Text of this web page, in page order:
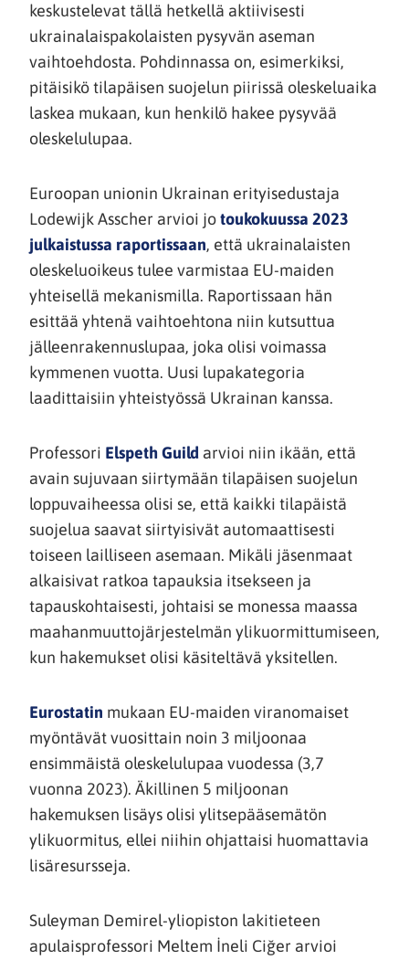
keskustelevat tällä hetkellä aktiivisesti
ukrainalaispakolaisten pysyvän aseman
vaihtoehdosta. Pohdinnassa on, esimerkiksi,
pitäisikö tilapäisen suojelun piirissä oleskeluaika
laskea mukaan, kun henkilö hakee pysyvää
oleskelulupaa.
Euroopan unionin Ukrainan erityisedustaja
Lodewijk Asscher arvioi jotoukokuussa 2023
julkaistussa raportissaan(siirryt
toiseen
palveluun)
, että ukrainalaisten
oleskeluoikeus tulee varmistaa EU-maiden
yhteisellä mekanismilla. Raportissaan hän
esittää yhtenä vaihtoehtona niin kutsuttua
jälleenrakennuslupaa, joka olisi voimassa
kymmenen vuotta. Uusi lupakategoria
laadittaisiin yhteistyössä Ukrainan kanssa.
Professori Elspeth Guild(siirryt
toiseen
palveluun)
arvioi niin ikään, että
avain sujuvaan siirtymään tilapäisen suojelun
loppuvaiheessa olisi se, että kaikki tilapäistä
suojelua saavat siirtyisivät automaattisesti
toiseen lailliseen asemaan. Mikäli jäsenmaat
alkaisivat ratkoa tapauksia itsekseen ja
tapauskohtaisesti, johtaisi se monessa maassa
maahanmuuttojärjestelmän ylikuormittumiseen,
kun hakemukset olisi käsiteltävä yksitellen.
Eurostatin (siirryt
toiseen
palveluun)
mukaan EU-maiden viranomaiset
myöntävät vuosittain noin 3 miljoonaa
ensimmäistä oleskelulupaa vuodessa (3,7
vuonna 2023). Äkillinen 5 miljoonan
hakemuksen lisäys olisi ylitsepääsemätön
ylikuormitus, ellei niihin ohjattaisi huomattavia
lisäresursseja.
Suleyman Demirel-yliopiston lakitieteen
apulaisprofessori Meltem İneli Ciğer arvioi